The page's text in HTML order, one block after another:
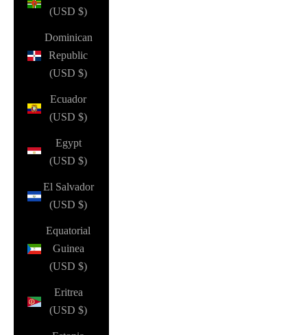
(USD $)
Dominican
Republic
(USD $)
Ecuador
(USD $)
Egypt
(USD $)
El Salvador
(USD $)
Equatorial
Guinea
(USD $)
Eritrea
(USD $)